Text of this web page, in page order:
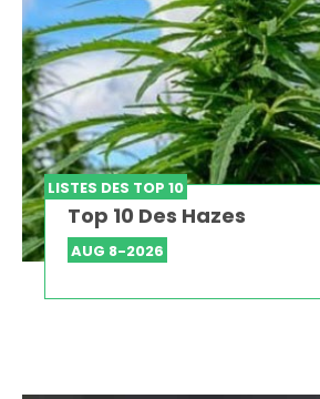
LISTES DES TOP 10
Top 10 Des Hazes
AUG 8-2026